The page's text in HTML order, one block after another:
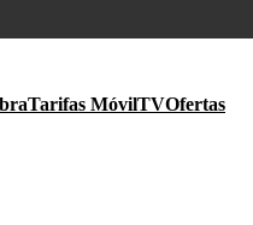
Tarifas MóvilTVOfertas